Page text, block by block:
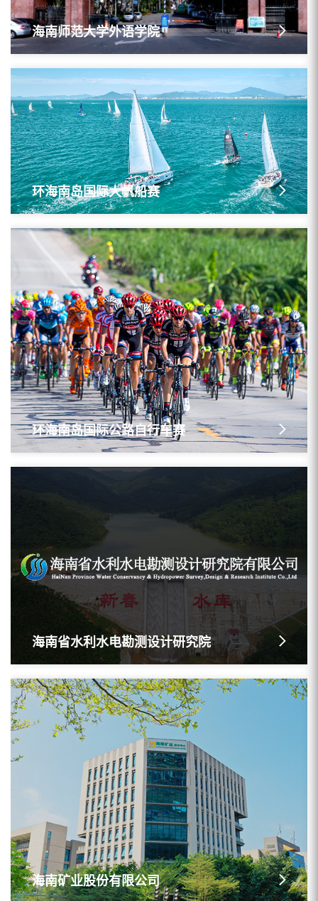
海南师范大学外语学院
环海南岛国际大帆船赛
环海南岛国际公路自行车赛
海南省水利水电勘测设计研究院
海南矿业股份有限公司